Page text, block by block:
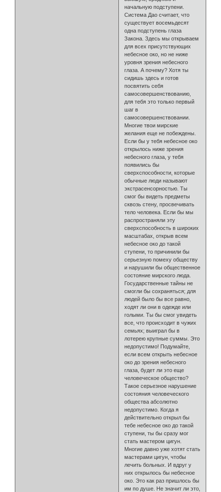
начальную подступени.
Система Дао считает, что
существует восемьдесят
одна подступень глаза
Закона. Здесь мы открываем
для всех присутствующих
небесное око, но не ниже
уровня зрения небесного
глаза. А почему? Хотя ты
сидишь здесь и готов
посвятить себя
самосовершенствованию,
для тебя это только первый
шаг в
самосовершенствовании.
Многие твои мирские
желания еще не побеждены.
Если бы у тебя небесное око
открылось ниже зрения
небесного глаза, у тебя
появились бы
сверхспособности, которые
обычные люди называют
экстрасенсорностью. Ты
смог бы видеть предметы
сквозь стену, просвечивать
тело человека. Если бы мы
распространяли эту
сверхспособность в широких
масштабах, открыв всем
небесное око до такой
ступени, то причинили бы
серьезную помеху обществу
и нарушили бы общественное
состояние мирского люда.
Государственные тайны не
смогли бы сохраняться; для
людей было бы все равно,
ходят ли они в одежде или
голыми. Ты бы смог увидеть
все, что происходит в чужих
семьях; выиграл бы в
лотерею крупные суммы. Это
недопустимо! Подумайте,
если всем открыть небесное
око до зрения небесного
глаза, будет ли это еще
человеческое общество?
Такое серьезное нарушение
состояния человеческого
общества абсолютно
недопустимо. Когда я
действительно открыл бы
тебе небесное око до такой
ступени, ты бы сразу мог
стать мастером цигун.
Многие давно уже хотят стать
мастерами цигун, чтобы
лечить больных. И вдруг у
них открылось бы небесное
око. Это как раз пришлось бы
им по душе. Не значит ли это,